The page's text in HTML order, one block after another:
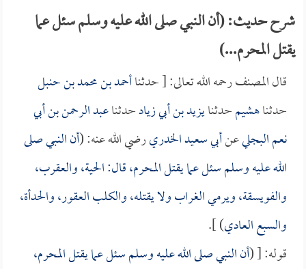
شرح حديث: (أن النبي صلى الله عليه وسلم سئل عما
يقتل المحرم...)
قال المصنف رحمه الله تعالى: [ حدثناأحمد بن محمد بن حنبل
حدثناهشيمحدثنايزيد بن أبي زيادحدثناعبد الرحمن بن أبي
نعم البجليعنأبي سعيد الخدريرضي الله عنه: (أن النبي صلى
الله عليه وسلم سئل عما يقتل المحرم، قال: الحية، والعقرب،
والفويسقة، ويرمي الغراب ولا يقتله، والكلب العقور، والحدأة،
والسبع العادي) ].
قوله: [ (أن النبي صلى الله عليه وسلم سئل عما يقتل المحرم،